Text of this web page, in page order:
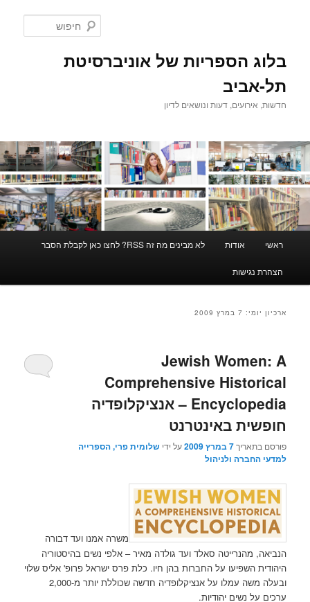
בלוג הספריות של אוניברסיטת
תל-אביב
חדשות, אירועים, דעות ונושאים לדיון
ראשי אודות לא מבינים מה זה RSS? לחצו כאן לקבלת הסבר
הצהרת נגישות
ארכיון יומי: 7 במרץ 2009
Jewish Women: A
Comprehensive Historical
Encyclopedia – אנציקלופדיה
חופשית באינטרנט
פורסם בתאריך7 במרץ 2009 על ידישלומית פרי, הספרייה
למדעי החברה ולניהול
משרה אמנו ועד דבורה
הנביאה, מהנרייטה סאלד ועד גולדה מאיר – אלפי נשים בהיסטוריה
היהודית השפיעו על החברות בהן חיו. כלת פרס ישראל פרופ' אליס שלוי
ובעלה משה עמלו על אנציקלופדיה חדשה שכוללת יותר מ-2,000
ערכים על נשים יהודיות.